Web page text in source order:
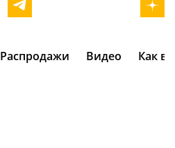
Распродажи Видео Как